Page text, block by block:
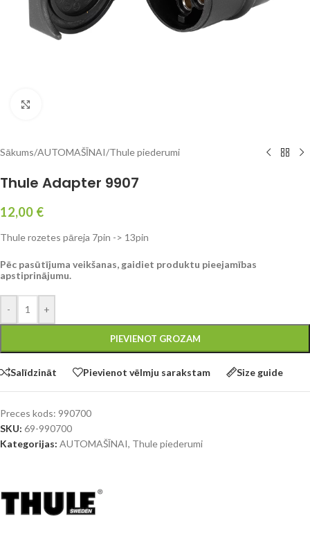
Sākums/AUTOMAŠĪNAI/Thule piederumi
Thule Adapter 9907
12,00 €
Thule rozetes pāreja 7pin -> 13pin
Pēc pasūtījuma veikšanas, gaidiet produktu pieejamības
apstiprinājumu.
- +
PIEVIENOT GROZAM
Salīdzināt Pievienot vēlmju sarakstam Size guide
Preces kods: 990700
SKU: 69-990700
Kategorijas: AUTOMAŠĪNAI, Thule piederumi